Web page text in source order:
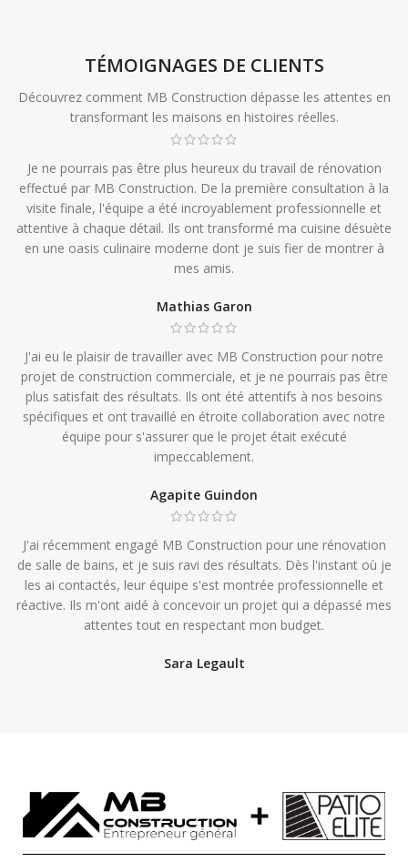
TÉMOIGNAGES DE CLIENTS
Découvrez comment MB Construction dépasse les attentes en
transformant les maisons en histoires réelles.
Je ne pourrais pas être plus heureux du travail de rénovation
effectué par MB Construction. De la première consultation à la
visite finale, l'équipe a été incroyablement professionnelle et
attentive à chaque détail. Ils ont transformé ma cuisine désuète
en une oasis culinaire moderne dont je suis fier de montrer à
mes amis.
Mathias Garon
J'ai eu le plaisir de travailler avec MB Construction pour notre
projet de construction commerciale, et je ne pourrais pas être
plus satisfait des résultats. Ils ont été attentifs à nos besoins
spécifiques et ont travaillé en étroite collaboration avec notre
équipe pour s'assurer que le projet était exécuté
impeccablement.
Agapite Guindon
J'ai récemment engagé MB Construction pour une rénovation
de salle de bains, et je suis ravi des résultats. Dès l'instant où je
les ai contactés, leur équipe s'est montrée professionnelle et
réactive. Ils m'ont aidé à concevoir un projet qui a dépassé mes
attentes tout en respectant mon budget.
Sara Legault